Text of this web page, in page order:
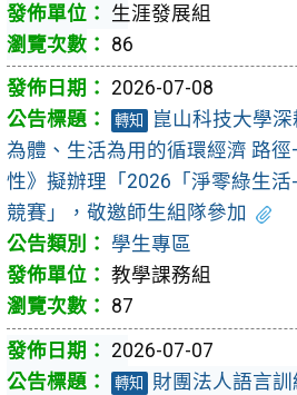
生涯發展組
86
2026-07-08
轉知
崑山科技大學
為體、生活為用的循環經濟 路
性》擬辦理「2026「淨零綠生
競賽」，敬邀師生組隊參加
學生專區
教學課務組
87
2026-07-07
轉知
財團法人語言